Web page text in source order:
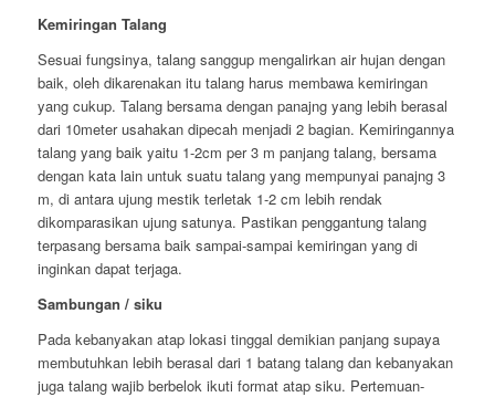
Kemiringan Talang
Sesuai fungsinya, talang sanggup mengalirkan air hujan dengan
baik, oleh dikarenakan itu talang harus membawa kemiringan
yang cukup. Talang bersama dengan panajng yang lebih berasal
dari 10meter usahakan dipecah menjadi 2 bagian. Kemiringannya
talang yang baik yaitu 1-2cm per 3 m panjang talang, bersama
dengan kata lain untuk suatu talang yang mempunyai panajng 3
m, di antara ujung mestik terletak 1-2 cm lebih rendak
dikomparasikan ujung satunya. Pastikan penggantung talang
terpasang bersama baik sampai-sampai kemiringan yang di
inginkan dapat terjaga.
Sambungan / siku
Pada kebanyakan atap lokasi tinggal demikian panjang supaya
membutuhkan lebih berasal dari 1 batang talang dan kebanyakan
juga talang wajib berbelok ikuti format atap siku. Pertemuan-